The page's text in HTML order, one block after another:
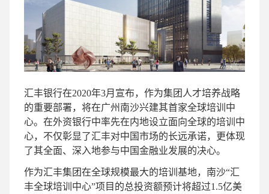
汇丰银行在2020年3月宣布，作为集团人才培养战略
的重要部署，将在广州南沙兴建其首家全球培训中
心。在外资银行中率先在内地设立面向全球的培训中
心，不仅彰显了汇丰对中国市场的长远承诺，更体现
了其全面、深入地参与中国金融业发展的决心。
作为汇丰集团在全球规模最大的培训基地，南沙“汇
丰全球培训中心”项目的总投资额预计将超过1.5亿美